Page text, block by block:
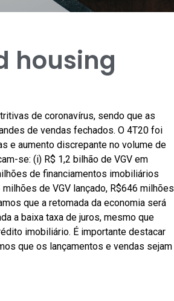
housing
de coronavírus, sendo que as
de vendas fechados. O 4T20 foi
e aumento discrepante no volume de
se: (i) R$ 1,2 bilhão de VGV em
de financiamentos imobiliários
de VGV lançado, R$646 milhões
que a retomada da economia será
a baixa taxa de juros, mesmo que
imobiliário. É importante destacar
que os lançamentos e vendas sejam